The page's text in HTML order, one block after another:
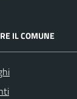
IL COMUNE